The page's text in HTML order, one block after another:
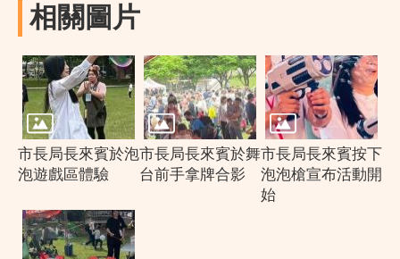
相關圖片
市長局長來賓於泡
泡遊戲區體驗
市長局長來賓於舞
台前手拿牌合影
市長局長來賓按下
泡泡槍宣布活動開
始